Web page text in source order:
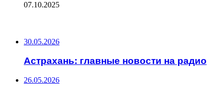
07.10.2025
30.05.2026
Астрахань: главные новости на радио
26.05.2026